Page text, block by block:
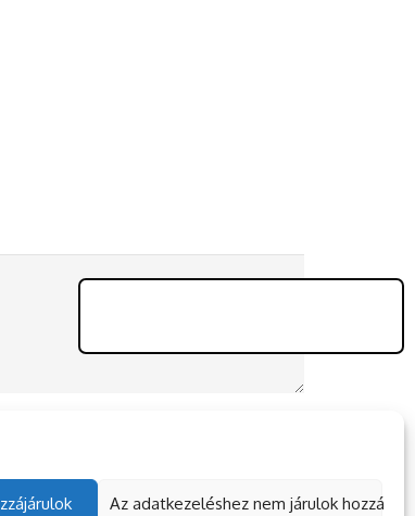
Az adatkezeléshez nem járulok hozzá